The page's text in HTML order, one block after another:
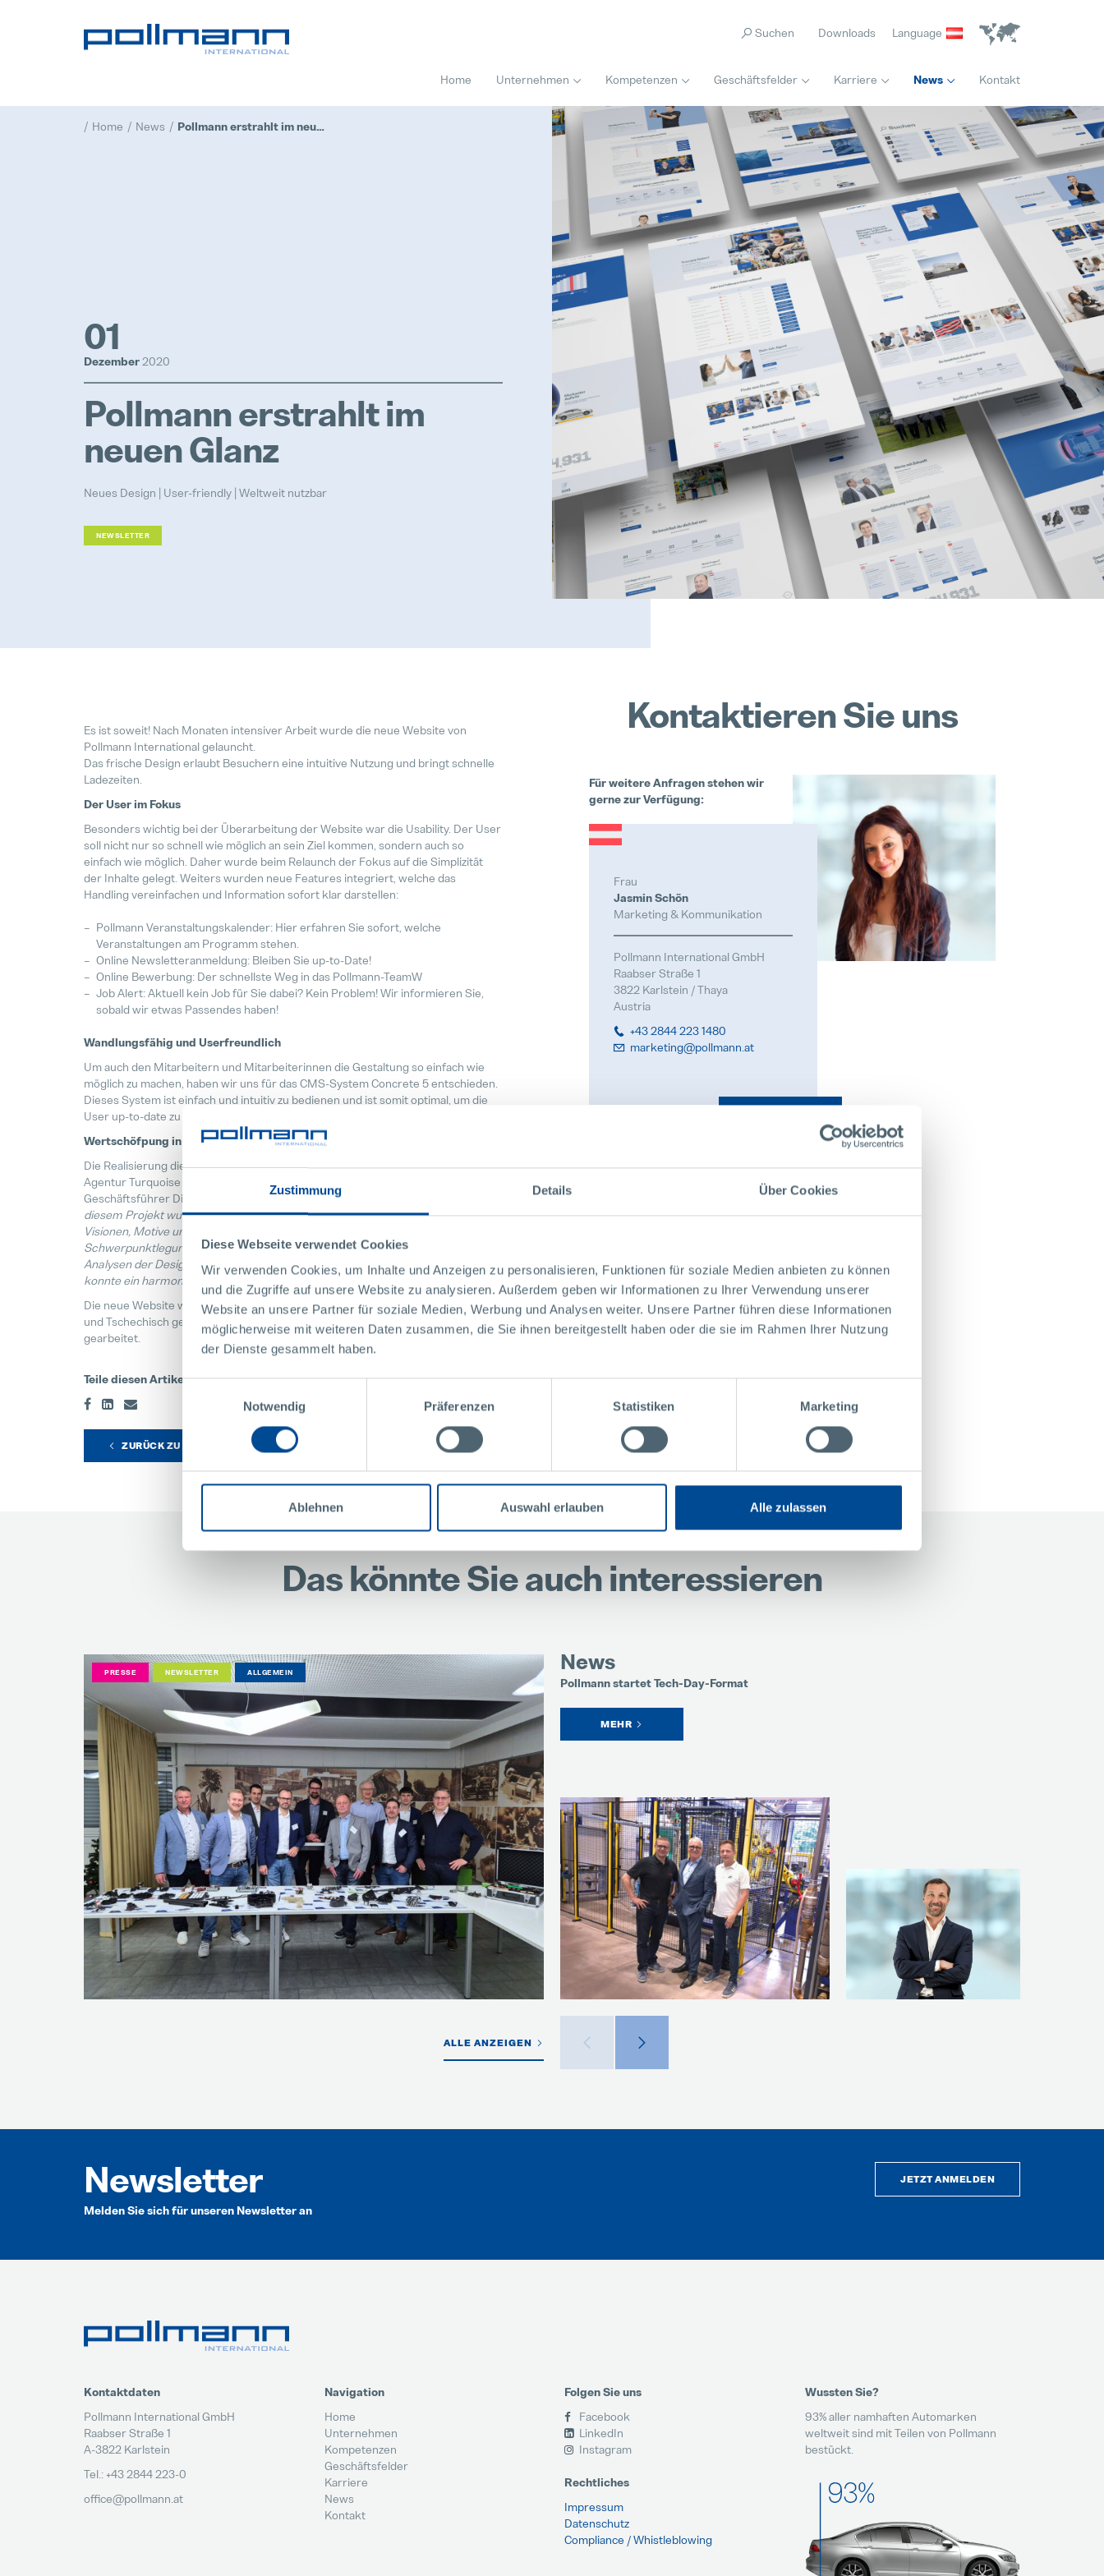
Zustimmung Details Über Cookies
Diese Webseite verwendet Cookies
Wir verwenden Cookies, um Inhalte und Anzeigen zu personalisieren, Funktionen für soziale Medien anbieten zu können
und die Zugriffe auf unsere Website zu analysieren. Außerdem geben wir Informationen zu Ihrer Verwendung unserer
Website an unsere Partner für soziale Medien, Werbung und Analysen weiter. Unsere Partner führen diese Informationen
möglicherweise mit weiteren Daten zusammen, die Sie ihnen bereitgestellt haben oder die sie im Rahmen Ihrer Nutzung
der Dienste gesammelt haben.
Einwilligungsauswahl
Notwendig
Präferenzen Statistiken Marketing
Ablehnen Auswahl erlauben Alle zulassen
Home
Innovation
Compliance
Hervorgehoben
Realisierung
Maschinenbediener / Qualitätskontrolle (M/W/D) Wochenendschicht
Vollzeit
Vollzeit
Produktionstechniker (M/W/D) für den Standort Karlstein
Vollzeit
Vollzeit
HTL-Absolventen (m/w/d)
Pollmann startet Tech-Day-Format
27. August 2025
Pollmann zieht erste Bilanz zur Vitis-Verlagerung
Downloads Language
Home Unternehmen Kompetenzen Geschäftsfelder Karriere News Kontakt
Home News Pollmann erstrahlt im neuen Glanz
01
Dezember 2020
Pollmann erstrahlt im
neuen Glanz
Neues Design | User-friendly | Weltweit nutzbar
NEWSLETTER
Es ist soweit! Nach Monaten intensiver Arbeit wurde die neue Website von
Pollmann International gelauncht.
Das frische Design erlaubt Besuchern eine intuitive Nutzung und bringt schnelle
Ladezeiten.
Der User im Fokus
Besonders wichtig bei der Überarbeitung der Website war die Usability. Der User
soll nicht nur so schnell wie möglich an sein Ziel kommen, sondern auch so
einfach wie möglich. Daher wurde beim Relaunch der Fokus auf die Simplizität
der Inhalte gelegt. Weiters wurden neue Features integriert, welche das
Handling vereinfachen und Information sofort klar darstellen:
Pollmann Veranstaltungskalender: Hier erfahren Sie sofort, welche
Veranstaltungen am Programm stehen.
Online Newsletteranmeldung: Bleiben Sie up-to-Date!
Online Bewerbung: Der schnellste Weg in das Pollmann-TeamW
Job Alert: Aktuell kein Job für Sie dabei? Kein Problem! Wir informieren Sie,
sobald wir etwas Passendes haben!
Wandlungsfähig und Userfreundlich
Um auch den Mitarbeitern und Mitarbeiterinnen die Gestaltung so einfach wie
möglich zu machen, haben wir uns für das CMS-System Concrete 5 entschieden.
Dieses System ist einfach und intuitiv zu bedienen und ist somit optimal, um die
User up-to-date zu halten.
Wertschöfpung in der Region
Die Realisierung dieses Projektes erfolgte mit der regionalen Web-Design
Agentur Turquoise Digital e.U. aus Waidhofen/Thaya.
Geschäftsführer Dipl.-Ing. Georg Ertl ist selbst vom Ergebnis begeistert:“
diesem Projekt wurde anhand eines Workshops u.a. die Positionierung, die
Visionen, Motive und Bedürfnisse des Kunden ausgeforscht und somit die
Schwerpunktlegung für das Unternehmen gelegt.Durch die umfangreichen
Analysen der Designelemente und die damit verbundenen Richtlinienerstellung
konnte ein harmonisches und einheitliches Design entwickelt werden.“
Die neue Website wird es künftig in den Sprachen Deutsch, Englisch, Chinesisch
und Tschechisch geben. An den letzten beiden Sprachen wird zurzeit noch
gearbeitet.
Teile diesen Artikel
ZURÜCK ZU ALLEN NEWS
Kontaktieren Sie uns
Für weitere Anfragen stehen wir
gerne zur Verfügung:
Frau
Jasmin Schön
Marketing & Kommunikation
Pollmann International GmbH
Raabser Straße 1
3822 Karlstein / Thaya
Austria
+43 2844 223 1480
marketing@pollmann.at
Das könnte Sie auch interessieren
News
Pollmann startet Tech-Day-Format
MEHR
PRESSE NEWSLETTER ALLGEMEIN
ALLE ANZEIGEN
Newsletter
Melden Sie sich für unseren Newsletter an
JETZT ANMELDEN
Kontaktdaten
Pollmann International GmbH
Raabser Straße 1
A-3822 Karlstein
Tel.: +43 2844 223-0
office@pollmann.at
Navigation
Home
Unternehmen
Kompetenzen
Geschäftsfelder
Karriere
News
Kontakt
Wussten Sie?
93% aller namhaften Automarken
weltweit sind mit Teilen von Pollmann
bestückt.
Folgen Sie uns
Facebook
LinkedIn
Instagram
Rechtliches
Impressum
Datenschutz
Compliance / Whistleblowing